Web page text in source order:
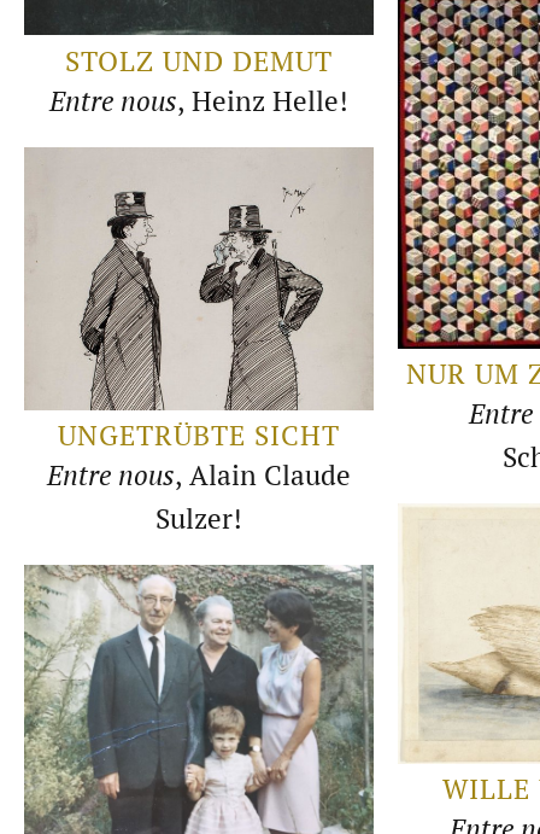
STOLZ UND DEMUT
Entre nous, Heinz Helle!
NUR UM
Entre
UNGETRÜBTE SICHT
Entre nous, Alain Claude
Sulzer!
WILLE